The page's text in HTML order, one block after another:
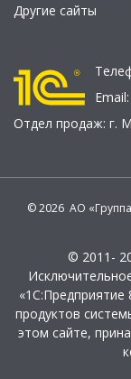
Другие сайты
Email:
Отдел продаж: г.
© 2026 АО
© 2011-
продуктов
этом сайте,